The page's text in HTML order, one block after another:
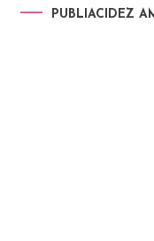
PUBLIACIDEZ